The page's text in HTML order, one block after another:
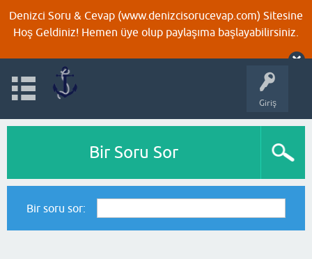
Denizci Soru & Cevap (www.denizcisorucevap.com) Sitesine
Hoş Geldiniz! Hemen üye olup paylaşıma başlayabilirsiniz.
Giriş
Bir Soru Sor
Bir soru sor: